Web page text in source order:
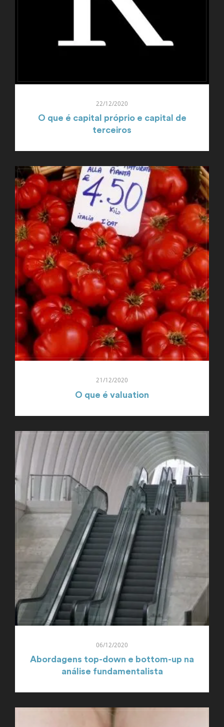
22/12/2020
O que é capital próprio e capital de
terceiros
21/12/2020
O que é valuation
06/12/2020
Abordagens top-down e bottom-up na
análise fundamentalista